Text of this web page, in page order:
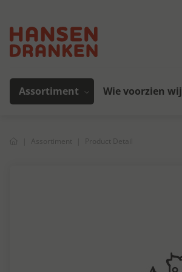
Assortiment Wie voorzien wij
Assortiment Product Detail